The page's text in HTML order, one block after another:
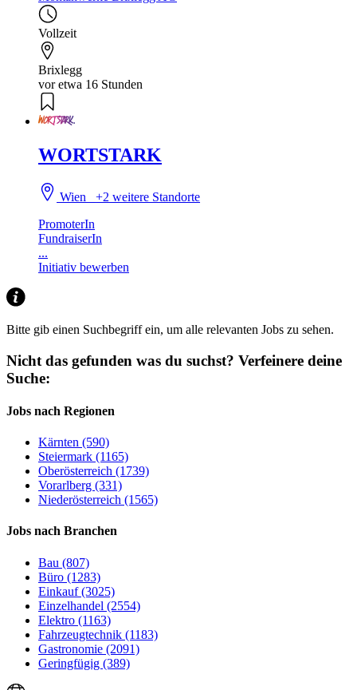
Vollzeit
Brixlegg
vor etwa 16 Stunden
WORTSTARK
Wien+2 weitere Standorte
PromoterIn
FundraiserIn
...
Initiativ bewerben
Bitte gib einen Suchbegriff ein, um alle relevanten Jobs zu sehen.
Nicht das gefunden was du suchst? Verfeinere deine
Suche:
Jobs nach Regionen
Kärnten (590)
Steiermark (1165)
Oberösterreich (1739)
Vorarlberg (331)
Niederösterreich (1565)
Jobs nach Branchen
Bau (807)
Büro (1283)
Einkauf (3025)
Einzelhandel (2554)
Elektro (1163)
Fahrzeugtechnik (1183)
Gastronomie (2091)
Geringfügig (389)